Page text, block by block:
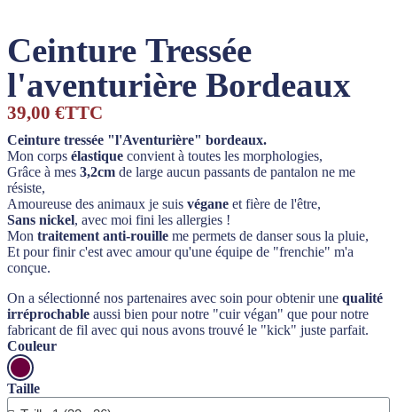
Ceinture Tressée
l'aventurière Bordeaux
39,00 €TTC
Ceinture tressée "l'Aventurière" bordeaux.
Mon corps élastique convient à toutes les morphologies,
Grâce à mes 3,2cm de large aucun passants de pantalon ne me
résiste,
Amoureuse des animaux je suis végane et fière de l'être,
Sans nickel, avec moi fini les allergies !
Mon traitement anti-rouille me permets de danser sous la pluie,
Et pour finir c'est avec amour qu'une équipe de "frenchie" m'a
conçue.
On a sélectionné nos partenaires avec soin pour obtenir une qualité
irréprochable aussi bien pour notre "cuir végan" que pour notre
fabricant de fil avec qui nous avons trouvé le "kick" juste parfait.
Couleur
Taille